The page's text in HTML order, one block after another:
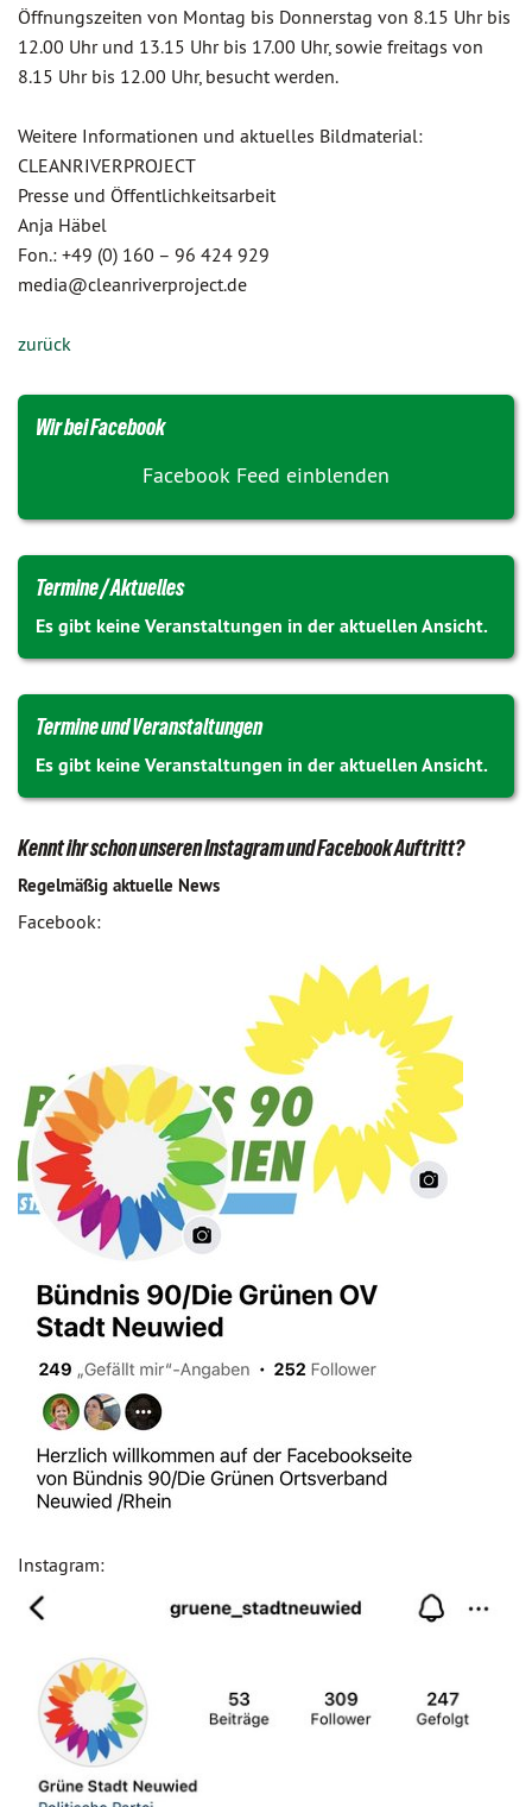
Öffnungszeiten von Montag bis Donnerstag von 8.15 Uhr bis
12.00 Uhr und 13.15 Uhr bis 17.00 Uhr, sowie freitags von
8.15 Uhr bis 12.00 Uhr, besucht werden.
Weitere Informationen und aktuelles Bildmaterial:
CLEANRIVERPROJECT
Presse und Öffentlichkeitsarbeit
Anja Häbel
Fon.: +49 (0) 160 – 96 424 929
media@cleanriverproject.de
zurück
Wir bei Facebook
Facebook Feed einblenden
Termine / Aktuelles
Es gibt keine Veranstaltungen in der aktuellen Ansicht.
Termine und Veranstaltungen
Es gibt keine Veranstaltungen in der aktuellen Ansicht.
Kennt ihr schon unseren Instagram und Facebook Auftritt?
Regelmäßig aktuelle News
Facebook:
Instagram: